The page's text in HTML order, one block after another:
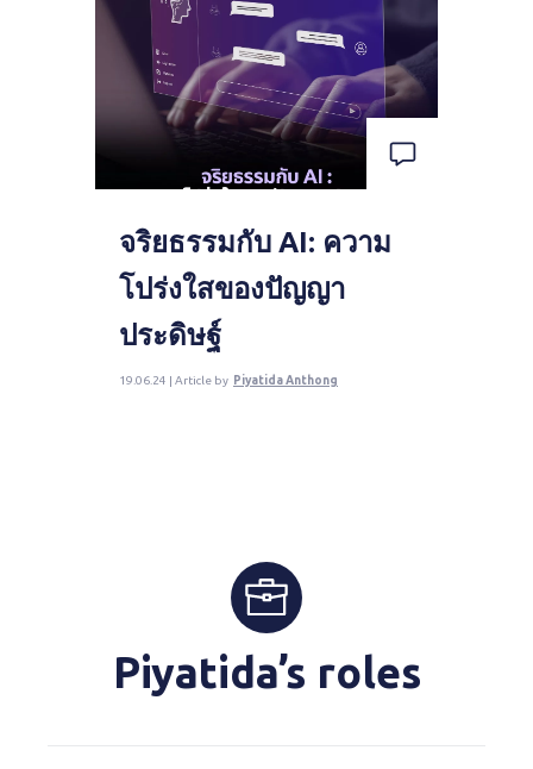
จริยธรรมกับ AI: ความ
โปร่งใสของปัญญา
ประดิษฐ์
19.06.24 | Article by Piyatida Anthong
Piyatida’s roles